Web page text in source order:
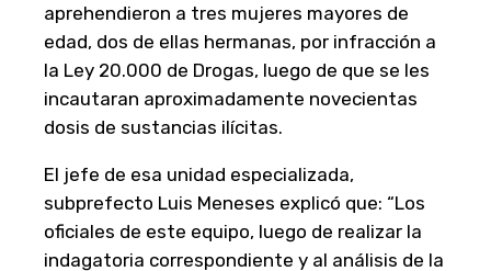
aprehendieron a tres mujeres mayores de
edad, dos de ellas hermanas, por infracción a
la Ley 20.000 de Drogas, luego de que se les
incautaran aproximadamente novecientas
dosis de sustancias ilícitas.
El jefe de esa unidad especializada,
subprefecto Luis Meneses explicó que: “Los
oficiales de este equipo, luego de realizar la
indagatoria correspondiente y al análisis de la